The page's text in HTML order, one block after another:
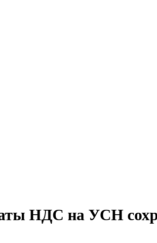
НДС на УСН